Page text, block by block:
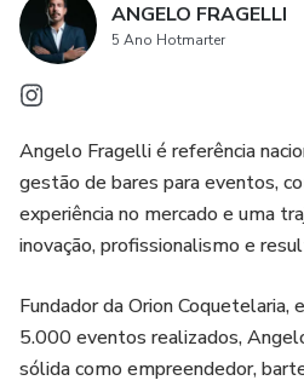
ANGELO FRAGELLI
5 Ano Hotmarter
Angelo Fragelli é referência
gestão de bares para eventos,
experiência no mercado e uma
inovação, profissionalismo e
Fundador da Orion Coquetelaria,
5.000 eventos realizados,
sólida como empreendedor,